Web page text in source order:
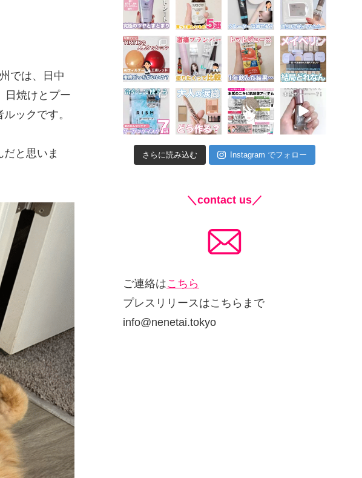
では、日中
日焼けとプー
ックです。
と思いま
さらに読み込む Instagram でフォロー
＼contact us／
ご連絡はこちら
プレスリリースはこちらまで
info@nenetai.tokyo